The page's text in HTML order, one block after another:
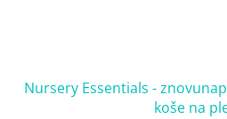
Nursery Essentials -
koše na